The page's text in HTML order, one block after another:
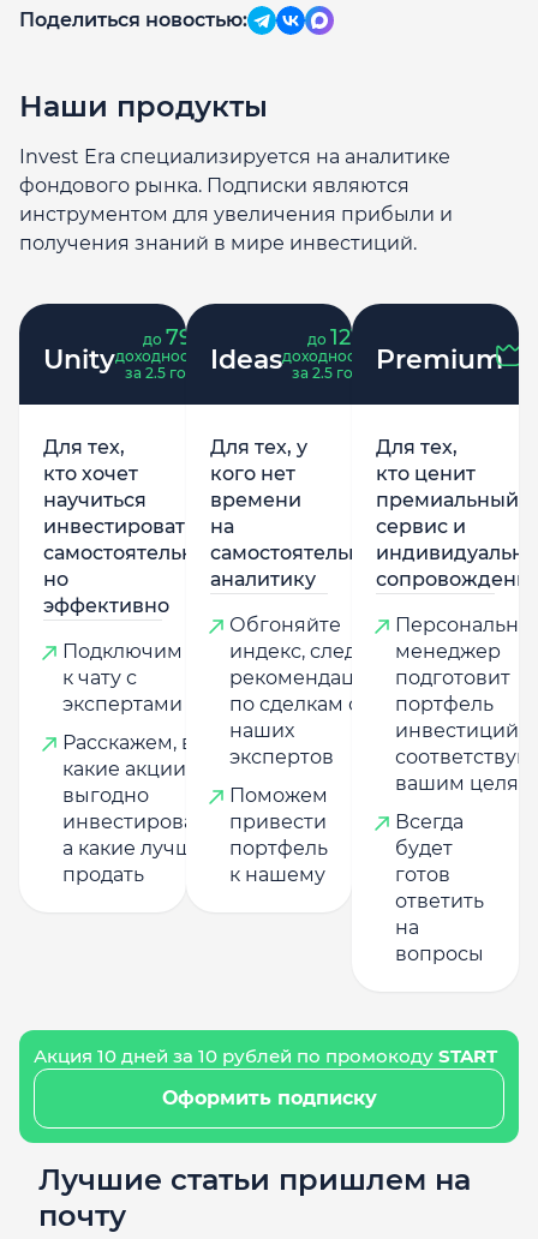
Поделиться новостью:
Наши продукты
Invest Era специализируется на аналитике
фондового рынка. Подписки являются
инструментом для увеличения прибыли и
получения знаний в мире инвестиций.
Unity
до 79
доходность
за 2.5 года
Для тех,
кто хочет
научиться
инвестировать
самостоятельно,
но
эффективно
Подключим
к чату с
экспертами
Расскажем, в
какие акции
выгодно
инвестировать,
а какие лучше
продать
Ideas
до 121
доходность
за 2.5 года
Для тех, у
кого нет
времени
на
самостоятельную
аналитику
Обгоняйте
индекс, следуя
рекомендациям
по сделкам от
наших
экспертов
Поможем
привести
портфель
к нашему
Premium
Для тех,
кто ценит
премиальный
сервис и
менеджер
подготовит
портфель
инвестиций,
вашим целям
Всегда
будет
готов
ответить
на
вопросы
Акция 10 дней за 10 рублей по промокоду START
Оформить подписку
Лучшие статьи пришлем на
почту